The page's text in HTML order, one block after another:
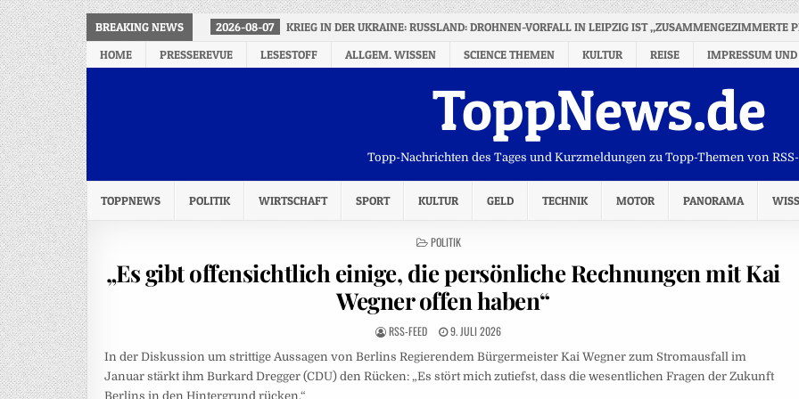
BREAKING NEWS 2026-08-07 KRIEG IN DER UKRAINE: RUSSLAND: DROHNEN-VORFALL IN LEIPZIG IST „ZUSAMMENGEZIMMERTE
HOME
PRESSEREVUE LESESTOFF ALLGEM. WISSEN SCIENCE THEMEN KULTUR REISE IMPRESSUM UND
ToppNews.de
Topp-Nachrichten des Tages und Kurzmeldungen zu Topp-Themen von
TOPPNEWS POLITIK WIRTSCHAFT SPORT KULTUR GELD TECHNIK MOTOR PANORAMA
POSTED
POLITIK
„Es gibt offensichtlich einige, die persönliche Rechnungen mit Kai
Wegner offen haben“
RSS-FEED 9. JULI 2026
In der Diskussion um strittige Aussagen von Berlins Regierendem Bürgermeister Kai Wegner zum Stromausfall im
Januar stärkt ihm Burkard Dregger (CDU) den Rücken: „Es stört mich zutiefst, dass die wesentlichen Fragen der Zukunft
Berlins in den Hintergrund rücken.“